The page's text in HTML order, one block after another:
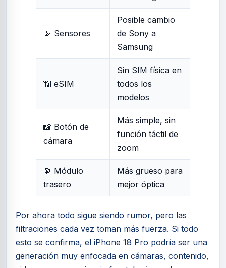
📡 Sensores
Posible cambio
de Sony a
Samsung
📶 eSIM
Sin SIM física en
todos los
modelos
📸 Botón de
cámara
Más simple, sin
función táctil de
zoom
🔭 Módulo
trasero
Más grueso para
mejor óptica
Por ahora todo sigue siendo rumor, pero las
filtraciones cada vez toman más fuerza. Si todo
esto se confirma, el iPhone 18 Pro podría ser una
generación muy enfocada en cámaras, contenido,